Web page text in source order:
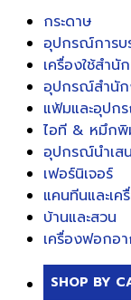
กระดาษ
อุปกรณ์การบ
เครื่องใช้สำนั
อุปกรณ์สำนัก
แฟ้มและอุปก
ไอที & หมึก
อุปกรณ์นำเส
เฟอร์นิเจอร์
แคนทีนและเค
บ้านและสวน
เครื่องฟอกอ
SHOP BY